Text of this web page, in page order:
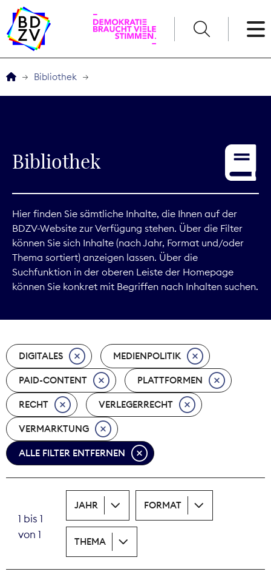
Service
Digitales
Kommunikation
Marktdaten
Nachhaltigkeit
Nachwuchs
Nova Award
Pressefreiheit
Print
Recht
Tarifpolitik
Theodor-Wolff-Preis
Bibliothek
Bibliothek
Hier finden Sie sämtliche Inhalte, die Ihnen auf der
BDZV-Website zur Verfügung stehen. Über die Filter
können Sie sich Inhalte (nach Jahr, Format und/oder
Thema sortiert) anzeigen lassen. Über die
Suchfunktion in der oberen Leiste der Homepage
können Sie konkret mit Begriffen nach Inhalten suchen.
DIGITALES MEDIENPOLITIK
PAID-CONTENT PLATTFORMEN
RECHT VERLEGERRECHT
VERMARKTUNG
ALLE FILTER ENTFERNEN
1 bis 1
von 1
JAHR FORMAT
THEMA